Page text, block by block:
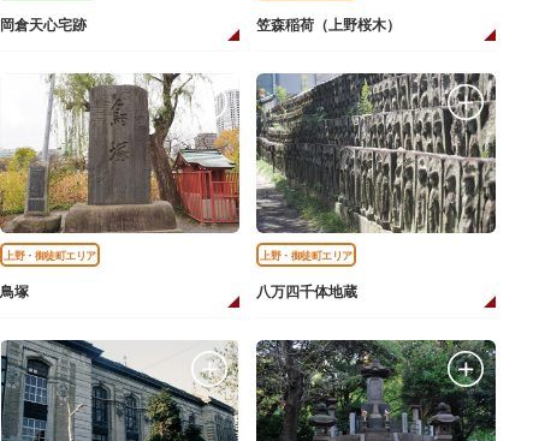
岡倉天心宅跡 笠森稲荷（上野桜木）
上野・御徒町エリア
鳥塚
上野・御徒町エリア
八万四千体地蔵